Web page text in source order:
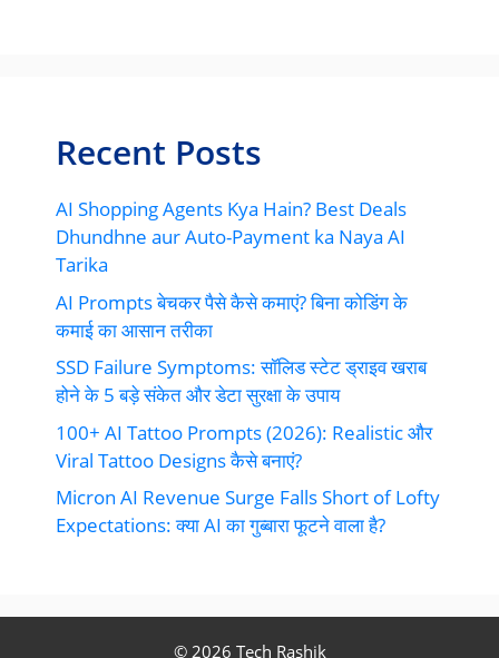
Recent Posts
AI Shopping Agents Kya Hain? Best Deals
Dhundhne aur Auto-Payment ka Naya AI
Tarika
AI Prompts बेचकर पैसे कैसे कमाएं? बिना कोडिंग के
कमाई का आसान तरीका
SSD Failure Symptoms: सॉलिड स्टेट ड्राइव खराब
होने के 5 बड़े संकेत और डेटा सुरक्षा के उपाय
100+ AI Tattoo Prompts (2026): Realistic और
Viral Tattoo Designs कैसे बनाएं?
Micron AI Revenue Surge Falls Short of Lofty
Expectations: क्या AI का गुब्बारा फूटने वाला है?
© 2026 Tech Rashik